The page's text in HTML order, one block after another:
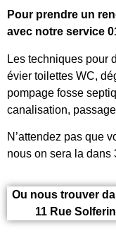
Pour prendre un
avec notre service
Les techniques pour
évier toilettes WC,
pompage fosse
canalisation,
N’attendez pas que
nous on sera la dans
Ou nous trouver
11 Rue